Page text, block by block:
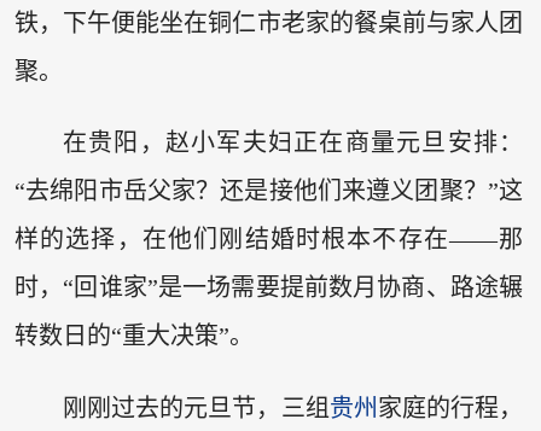
铁，下午便能坐在铜仁市老家的餐桌前与家人团
聚。
在贵阳，赵小军夫妇正在商量元旦安排：
“去绵阳市岳父家？还是接他们来遵义团聚？”这
样的选择，在他们刚结婚时根本不存在——那
时，“回谁家”是一场需要提前数月协商、路途辗
转数日的“重大决策”。
刚刚过去的元旦节，三组 贵州 家庭的行程，